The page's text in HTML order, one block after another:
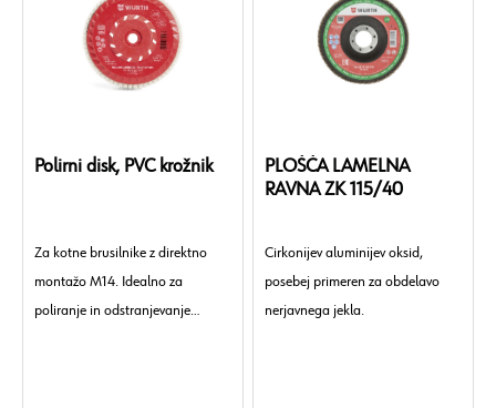
Polirni disk, PVC krožnik
Za kotne brusilnike z direktno
montažo M14. Idealno za
poliranje in odstranjevanje
PLOŠČA LAMELNA
RAVNA ZK 115/40
Cirkonijev aluminijev oksid,
posebej primeren za obdelavo
nerjavnega jekla.